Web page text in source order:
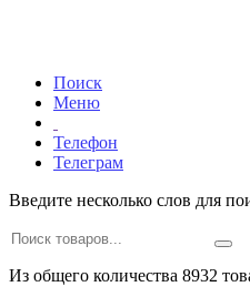
Поиск
Меню
Телефон
Телеграм
Введите несколько слов для
Из общего количества 8932